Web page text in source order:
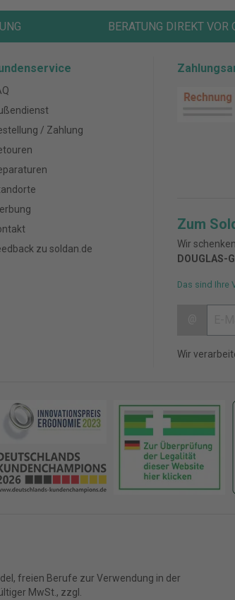
BERATUNG DIREKT VOR
/ Zahlung
zu soldan.de
Zum
Wir
DOUGLAS-
Das sind Ihre
Wir
freien Berufe zur Verwendung in der
MwSt., zzgl.